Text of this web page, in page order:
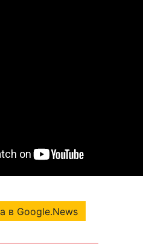
в Google.News